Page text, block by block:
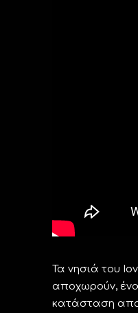
Τα νησιά του
αποχωρούν,
κατάσταση